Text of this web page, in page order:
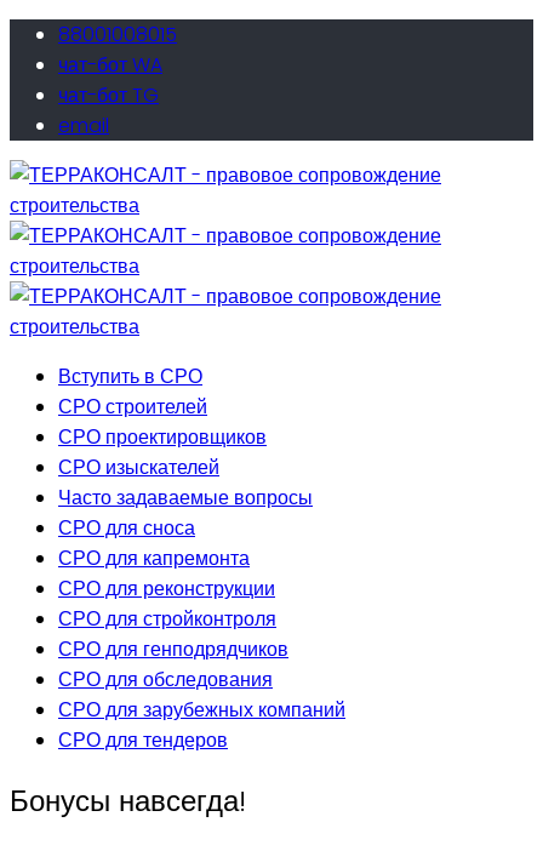
88001008015
чат-бот WA
чат-бот TG
email
Вступить в СРО
СРО строителей
СРО проектировщиков
СРО изыскателей
Часто задаваемые вопросы
СРО для сноса
СРО для капремонта
СРО для реконструкции
СРО для стройконтроля
СРО для генподрядчиков
СРО для обследования
СРО для зарубежных компаний
СРО для тендеров
Бонусы навсегда!